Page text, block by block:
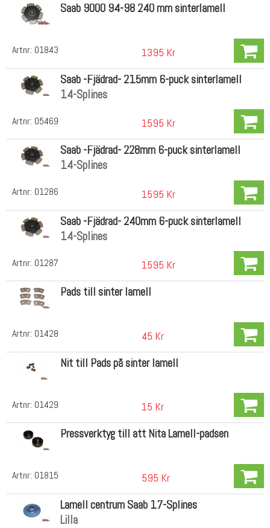
Artnr: 01843
Saab 9000 94-98 240 mm sinterlamell
1395 Kr
Artnr: 05469
Saab -Fjädrad- 215mm 6-puck sinterlamell
14-Splines
1595 Kr
Artnr: 01286
Saab -Fjädrad- 228mm 6-puck sinterlamell
14-Splines
1595 Kr
Artnr: 01287
Saab -Fjädrad- 240mm 6-puck sinterlamell
14-Splines
1595 Kr
Artnr: 01428
Pads till sinter lamell
45 Kr
Artnr: 01429
Nit till Pads på sinter lamell
15 Kr
Artnr: 01815
Pressverktyg till att Nita Lamell-padsen
595 Kr
Lamell centrum Saab 17-Splines
Lilla